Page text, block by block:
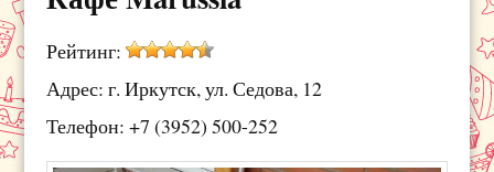
Рейтинг:
Адрес: г. Иркутск, ул. Седова, 12
Телефон: +7 (3952) 500-252